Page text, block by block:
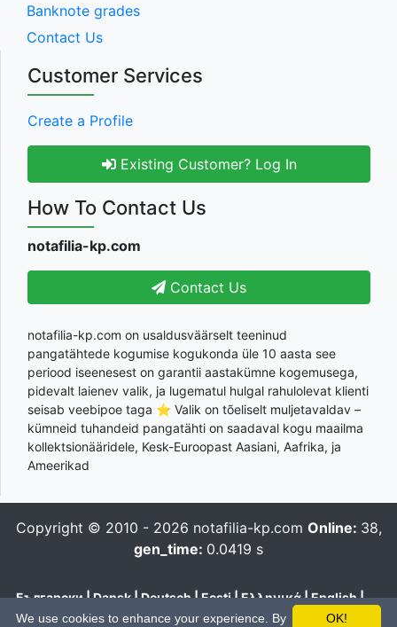
Banknote grades
Contact Us
Customer Services
Create a Profile
Existing Customer? Log In
How To Contact Us
notafilia-kp.com
Contact Us
notafilia-kp.com on usaldusväärselt teeninud
pangatähtede kogumise kogukonda üle 10 aasta see
periood iseenesest on garantii aastakümne kogemusega,
pidevalt laienev valik, ja lugematul hulgal rahulolevat klienti
seisab veebipoe taga ⭐ Valik on tõeliselt muljetavaldav –
kümneid tuhandeid pangatähti on saadaval kogu maailma
kollektsionääridele, Kesk-Euroopast Aasiani, Aafrika, ja
Ameerikad
Copyright © 2010 - 2026 notafilia-kp.com Online: 38,
gen_time: 0.0419 s
Български|Dansk|Deutsch|Eesti|Ελληνικά|English|
Español|Français|Hrvatski|Italiano|Latviešu Lietuvių
OK!
We use cookies to enhance your experience. By